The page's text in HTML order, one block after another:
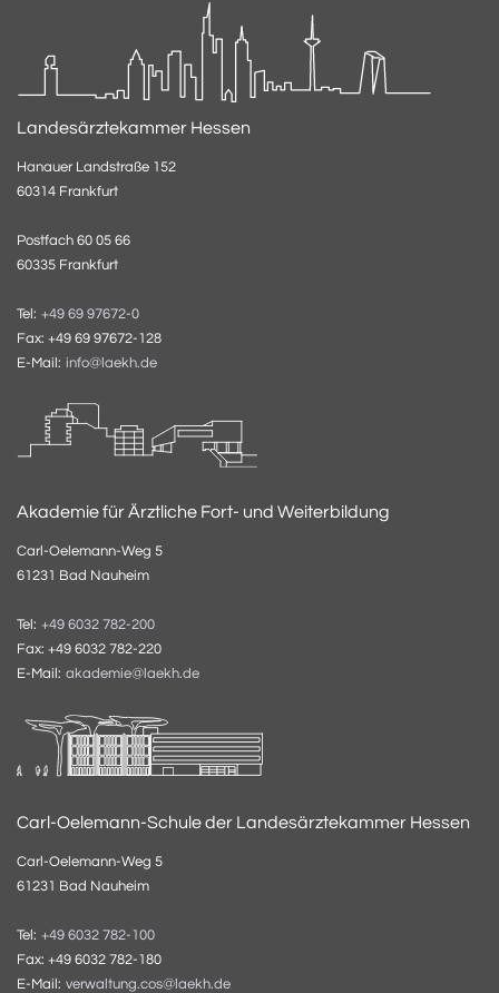
Landesärztekammer Hessen
Hanauer Landstraße 152
60314 Frankfurt
Postfach 60 05 66
60335 Frankfurt
Tel: +49 69 97672-0
Fax: +49 69 97672-128
E-Mail: info@laekh.de
Akademie für Ärztliche Fort- und Weiterbildung
Carl-Oelemann-Weg 5
61231 Bad Nauheim
Tel: +49 6032 782-200
Fax: +49 6032 782-220
E-Mail: akademie@laekh.de
Carl-Oelemann-Schule der Landesärztekammer Hessen
Carl-Oelemann-Weg 5
61231 Bad Nauheim
Tel: +49 6032 782-100
Fax: +49 6032 782-180
E-Mail: verwaltung.cos@laekh.de